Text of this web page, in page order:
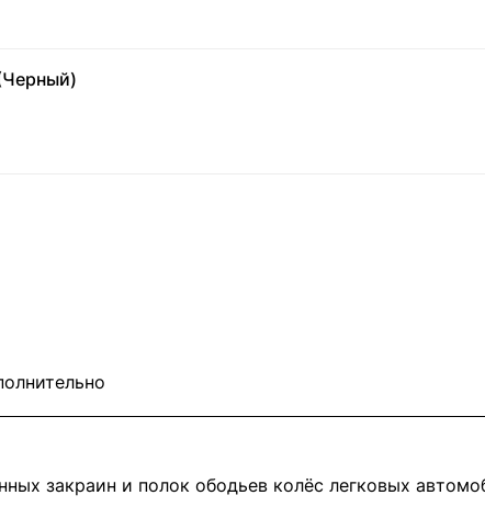
закраин и полок ободьев колёс легковых